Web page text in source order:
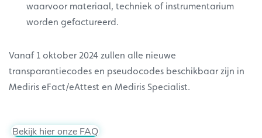
waarvoor materiaal, techniek of instrumentarium
worden gefactureerd.
Vanaf 1 oktober 2024 zullen alle nieuwe
transparantiecodes en pseudocodes beschikbaar zijn in
Mediris eFact/eAttest en Mediris Specialist.
Bekijk hier onze FAQ